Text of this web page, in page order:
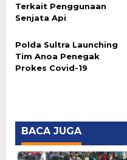
Terkait Penggunaan
Senjata Api
Polda Sultra Launching
Tim Anoa Penegak
Prokes Covid-19
BACA JUGA